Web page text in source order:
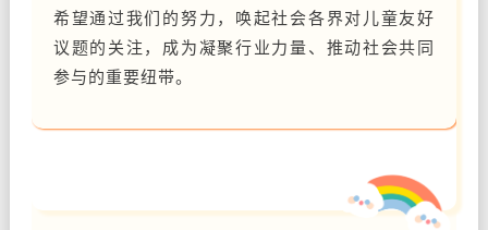
希望通过我们的努力，唤起社会各界对儿童友好
议题的关注，成为凝聚行业力量、推动社会共同
参与的重要纽带。